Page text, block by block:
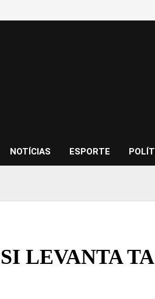
NOTÍCIAS ESPORTE
LEVANTA